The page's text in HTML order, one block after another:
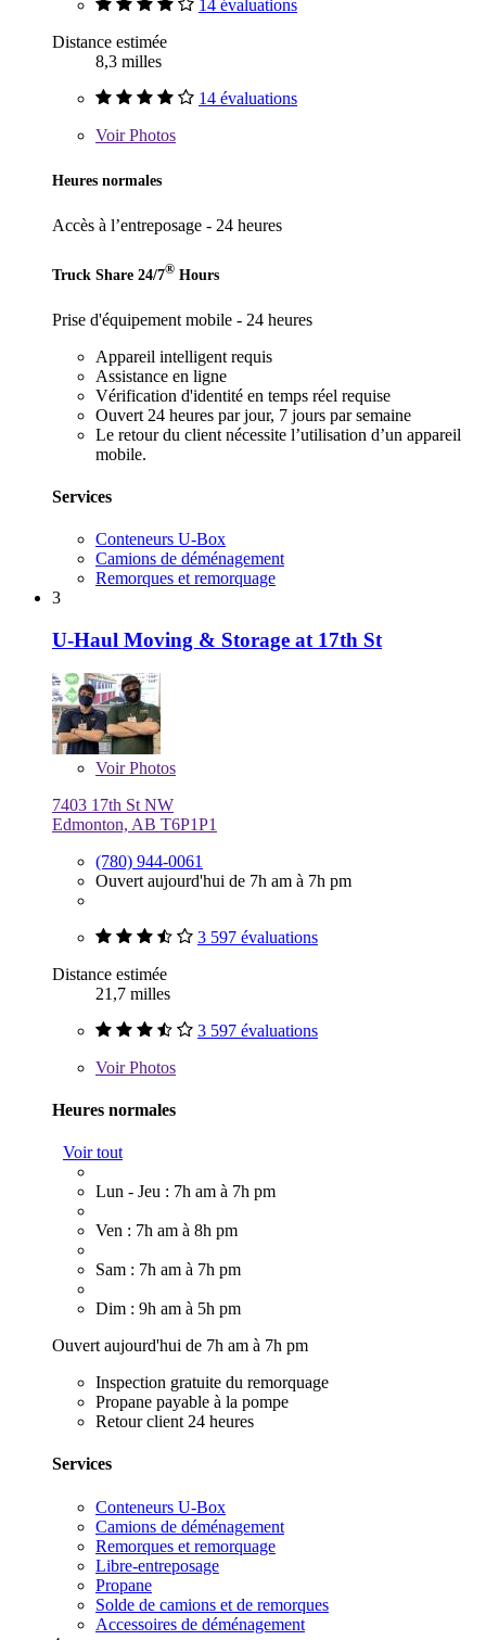
14 évaluations
Distance estimée
8,3 milles
14 évaluations
VoirPhotos
Heures normales
Accès à l’entreposage - 24 heures
Truck Share 24/7® Hours
Prise d'équipement mobile - 24 heures
Appareil intelligent requis
Assistance en ligne
Vérification d'identité en temps réel requise
Ouvert 24 heures par jour, 7 jours par semaine
Le retour du client nécessite l’utilisation d’un appareil
mobile.
Services
Conteneurs U-Box
Camions de déménagement
Remorques et remorquage
3
U-Haul Moving & Storage at 17th St
VoirPhotos
7403 17th St NW
Edmonton, AB T6P1P1
(780) 944-0061
Ouvert aujourd'hui de 7h am à 7h pm
3 597 évaluations
Distance estimée
21,7 milles
3 597 évaluations
VoirPhotos
Heures normales
Voir tout
Lun - Jeu : 7h am à 7h pm
Ven : 7h am à 8h pm
Sam : 7h am à 7h pm
Dim : 9h am à 5h pm
Ouvert aujourd'hui de 7h am à 7h pm
Inspection gratuite du remorquage
Propane payable à la pompe
Retour client 24 heures
Services
Conteneurs U-Box
Camions de déménagement
Remorques et remorquage
Libre-entreposage
Propane
Solde de camions et de remorques
Accessoires de déménagement